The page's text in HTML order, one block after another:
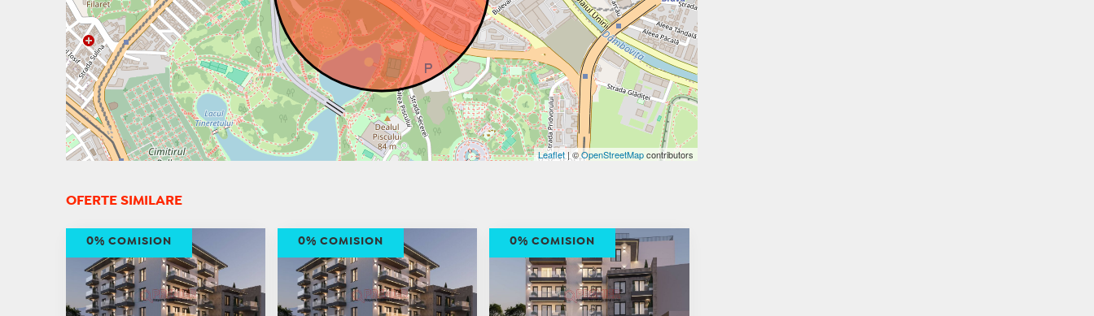
Leaflet| ©OpenStreetMapcontributors
OFERTE SIMILARE
0% COMISION 0% COMISION 0% COMISION